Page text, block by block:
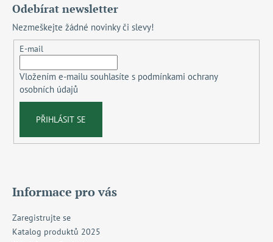
Odebírat newsletter
Nezmeškejte žádné novinky či slevy!
E-mail
Vložením e-mailu souhlasíte s podmínkami ochrany
osobních údajů
PŘIHLÁSIT SE
Informace pro vás
Zaregistrujte se
Katalog produktů 2025